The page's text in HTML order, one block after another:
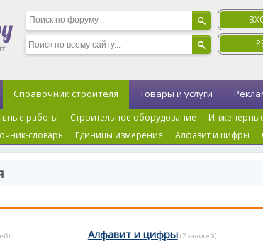
Справочник строителя
работы Строительное оборудование
словарь Единицы измерения Алфавит и цифры
Товары и услуги
Алфавит и цифры (2 записей)